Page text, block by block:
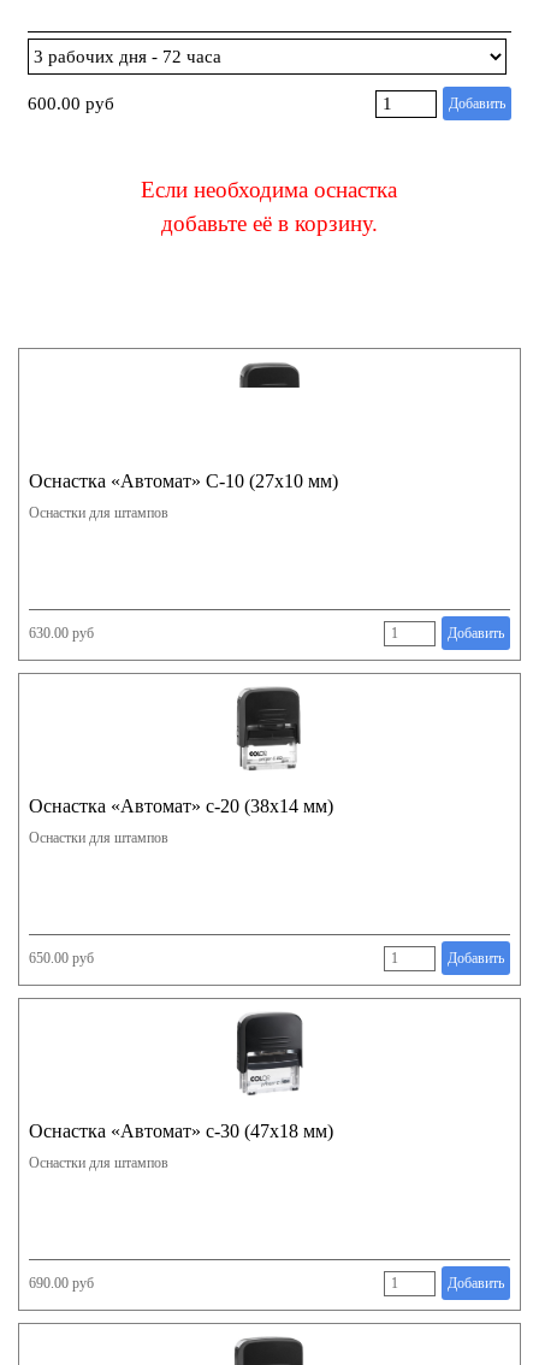
600.00 руб Добавить
Если необходима оснастка
добавьте её в корзину.
Оснастка «Автомат» С-10 (27х10 мм)
Оснастки для штампов
630.00 руб Добавить
Оснастка «Автомат» с-20 (38х14 мм)
Оснастки для штампов
650.00 руб Добавить
Оснастка «Автомат» с-30 (47х18 мм)
Оснастки для штампов
690.00 руб Добавить